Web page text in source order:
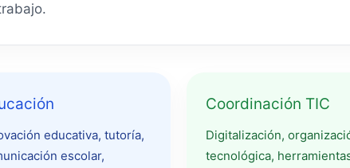
educativa, tutoría,
escolar,
Coordinación TIC
Digitalización,
tecnológica,